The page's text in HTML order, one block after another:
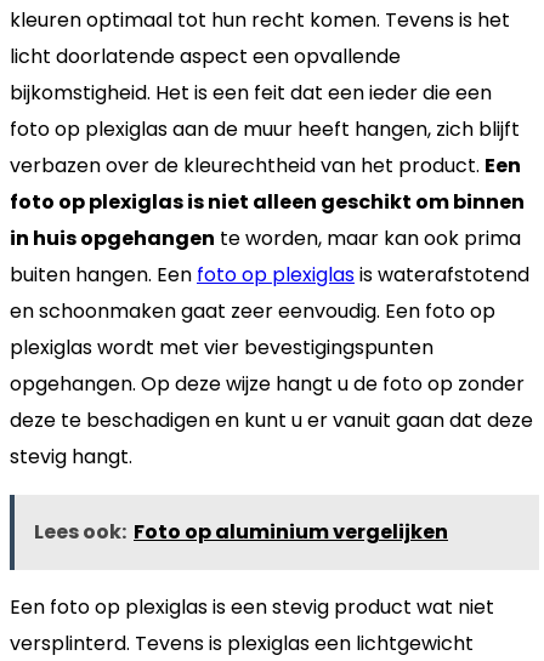
kleuren optimaal tot hun recht komen. Tevens is het
licht doorlatende aspect een opvallende
bijkomstigheid. Het is een feit dat een ieder die een
foto op plexiglas aan de muur heeft hangen, zich blijft
verbazen over de kleurechtheid van het product. Een
foto op plexiglas is niet alleen geschikt om binnen
in huis opgehangen te worden, maar kan ook prima
buiten hangen. Een foto op plexiglasis waterafstotend
en schoonmaken gaat zeer eenvoudig. Een foto op
plexiglas wordt met vier bevestigingspunten
opgehangen. Op deze wijze hangt u de foto op zonder
deze te beschadigen en kunt u er vanuit gaan dat deze
stevig hangt.
Lees ook: Foto op aluminium vergelijken
Een foto op plexiglas is een stevig product wat niet
versplinterd. Tevens is plexiglas een lichtgewicht